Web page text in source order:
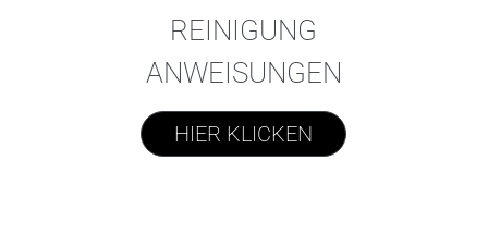
REINIGUNG
ANWEISUNGEN
HIER KLICKEN